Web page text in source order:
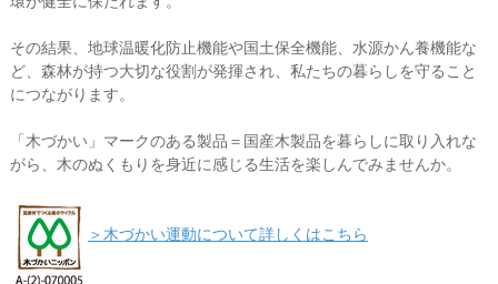
その結果、地球温暖化防止機能や国土保全機能、水源かん養機能な
ど、森林が持つ大切な役割が発揮され、私たちの暮らしを守ること
につながります。
「木づかい」マークのある製品＝国産木製品を暮らしに取り入れな
がら、木のぬくもりを身近に感じる生活を楽しんでみませんか。
＞木づかい運動について詳しくはこちら